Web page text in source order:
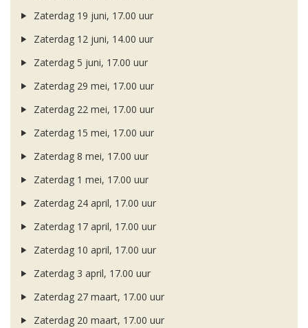
Zaterdag 19 juni, 17.00 uur
Zaterdag 12 juni, 14.00 uur
Zaterdag 5 juni, 17.00 uur
Zaterdag 29 mei, 17.00 uur
Zaterdag 22 mei, 17.00 uur
Zaterdag 15 mei, 17.00 uur
Zaterdag 8 mei, 17.00 uur
Zaterdag 1 mei, 17.00 uur
Zaterdag 24 april, 17.00 uur
Zaterdag 17 april, 17.00 uur
Zaterdag 10 april, 17.00 uur
Zaterdag 3 april, 17.00 uur
Zaterdag 27 maart, 17.00 uur
Zaterdag 20 maart, 17.00 uur